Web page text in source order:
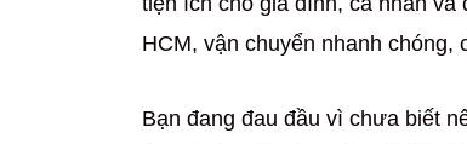
HCM, vận chuyển nhanh chóng,
Bạn đang đau đầu vì chưa biết